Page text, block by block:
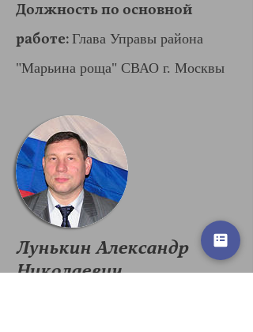
Должность по основной
работе: Глава Управы района
"Марьина роща" СВАО г. Москвы
Лунькин Александр
Николаевич